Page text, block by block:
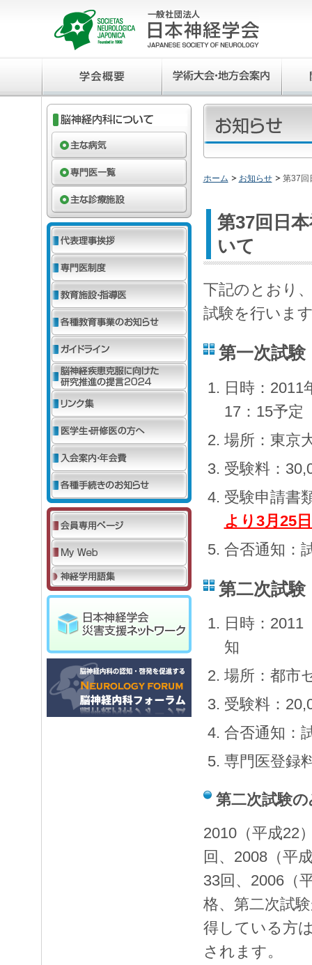
ホーム お知らせ 第37回
第37回日
いて
下記のとおり
試験を行いま
第一次試験
日時：2011
17：15予定
場所：東京
受験料：
受験申請書
より3月25
合否通知：
第二次試験
日時：2011
知
場所：都市
受験料：
合否通知：
専門医登録
第二次試験
2010（平成22
回、2008（平
33回、2006（
格、第二次試
得している方
されます。